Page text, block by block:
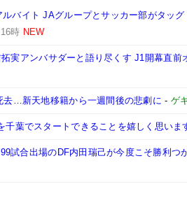
バイト JAグループとサッカー部がタッ
16時 NEW
実アンバサダーと語り尽くす J1開幕直前
去…新天地移籍から一週間後の悲劇に - ゲ
葉でスタートできることを嬉しく思いま
試合出場のDF内田瑞己が今度こそ勝利